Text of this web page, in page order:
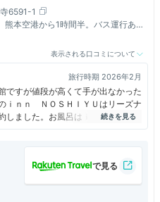
6591-1
本空港から1時間半。バス運行あり
表示される口コミについて
旅行時期 2026年2月
ですが値段が高くて手が出なかった
ｉｎｎ ＮＯＳＨＩＹＵはリーズナ
しました。お風呂はｉｎｎ ＮＯＳ
し湯の露天風呂や家族風呂を利用で